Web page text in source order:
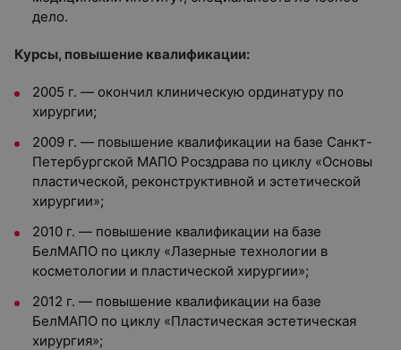
дело.
Курсы, повышение квалификации:
2005 г. — окончил клиническую ординатуру по
хирургии;
2009 г. — повышение квалификации на базе Санкт-
Петербургской МАПО Росздрава по циклу «Основы
пластической, реконструктивной и эстетической
хирургии»;
2010 г. — повышение квалификации на базе
БелМАПО по циклу «Лазерные технологии в
косметологии и пластической хирургии»;
2012 г. — повышение квалификации на базе
БелМАПО по циклу «Пластическая эстетическая
хирургия»;